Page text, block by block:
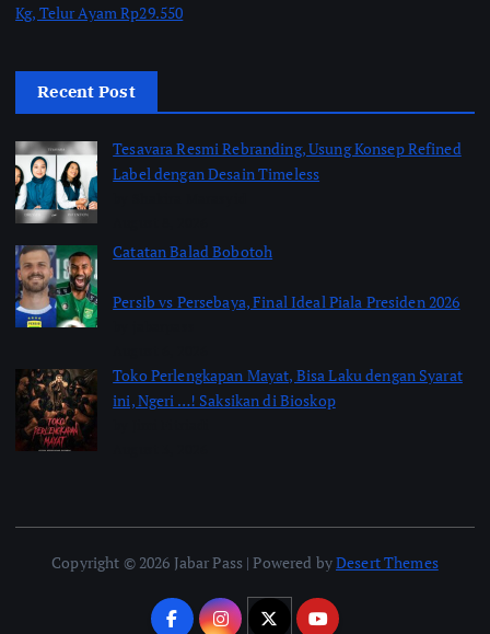
Kg, Telur Ayam Rp29.550
Recent Post
Tesavara Resmi Rebranding, Usung Konsep Refined
Label dengan Desain Timeless
Catatan Balad Bobotoh
Persib vs Persebaya, Final Ideal Piala Presiden 2026
Toko Perlengkapan Mayat, Bisa Laku dengan Syarat
ini, Ngeri …! Saksikan di Bioskop
Copyright © 2026 Jabar Pass | Powered byDesert Themes